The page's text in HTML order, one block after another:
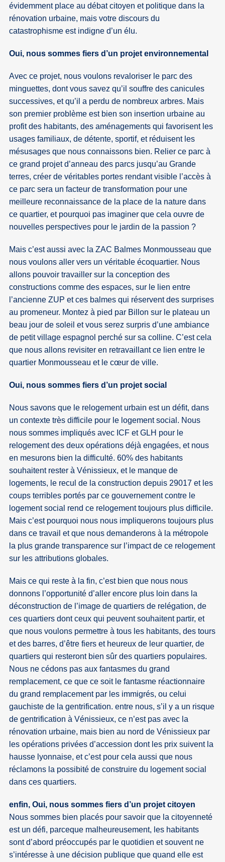
évidemment place au débat citoyen et politique dans la
rénovation urbaine, mais votre discours du
catastrophisme est indigne d’un élu.
Oui, nous sommes fiers d’un projet environnemental
Avec ce projet, nous voulons revaloriser le parc des
minguettes, dont vous savez qu’il souffre des canicules
successives, et qu’il a perdu de nombreux arbres. Mais
son premier problème est bien son insertion urbaine au
profit des habitants, des aménagements qui favorisent les
usages familiaux, de détente, sportif, et réduisent les
mésusages que nous connaissons bien. Relier ce parc à
ce grand projet d’anneau des parcs jusqu’au Grande
terres, créer de véritables portes rendant visible l’accès à
ce parc sera un facteur de transformation pour une
meilleure reconnaissance de la place de la nature dans
ce quartier, et pourquoi pas imaginer que cela ouvre de
nouvelles perspectives pour le jardin de la passion ?
Mais c’est aussi avec la ZAC Balmes Monmousseau que
nous voulons aller vers un véritable écoquartier. Nous
allons pouvoir travailler sur la conception des
constructions comme des espaces, sur le lien entre
l’ancienne ZUP et ces balmes qui réservent des surprises
au promeneur. Montez à pied par Billon sur le plateau un
beau jour de soleil et vous serez surpris d’une ambiance
de petit village espagnol perché sur sa colline. C’est cela
que nous allons revisiter en retravaillant ce lien entre le
quartier Monmousseau et le cœur de ville.
Oui, nous sommes fiers d’un projet social
Nous savons que le relogement urbain est un défit, dans
un contexte très difficile pour le logement social. Nous
nous sommes impliqués avec ICF et GLH pour le
relogement des deux opérations déjà engagées, et nous
en mesurons bien la difficulté. 60% des habitants
souhaitent rester à Vénissieux, et le manque de
logements, le recul de la construction depuis 29017 et les
coups terribles portés par ce gouvernement contre le
logement social rend ce relogement toujours plus difficile.
Mais c’est pourquoi nous nous impliquerons toujours plus
dans ce travail et que nous demanderons à la métropole
la plus grande transparence sur l’impact de ce relogement
sur les attributions globales.
Mais ce qui reste à la fin, c’est bien que nous nous
donnons l’opportunité d’aller encore plus loin dans la
déconstruction de l’image de quartiers de relégation, de
ces quartiers dont ceux qui peuvent souhaitent partir, et
que nous voulons permettre à tous les habitants, des tours
et des barres, d’être fiers et heureux de leur quartier, de
quartiers qui resteront bien sûr des quartiers populaires.
Nous ne cédons pas aux fantasmes du grand
remplacement, ce que ce soit le fantasme réactionnaire
du grand remplacement par les immigrés, ou celui
gauchiste de la gentrification. entre nous, s’il y a un risque
de gentrification à Vénissieux, ce n’est pas avec la
rénovation urbaine, mais bien au nord de Vénissieux par
les opérations privées d’accession dont les prix suivent la
hausse lyonnaise, et c’est pour cela aussi que nous
réclamons la possibité de construire du logement social
dans ces quartiers.
enfin, Oui, nous sommes fiers d’un projet citoyen
Nous sommes bien placés pour savoir que la citoyenneté
est un défi, parceque malheureusement, les habitants
sont d’abord préoccupés par le quotidien et souvent ne
s’intéresse à une décision publique que quand elle est